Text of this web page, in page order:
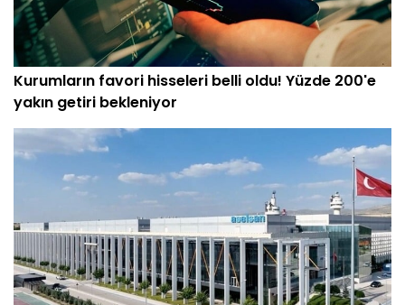
Kurumların favori hisseleri belli oldu! Yüzde 200'e
yakın getiri bekleniyor